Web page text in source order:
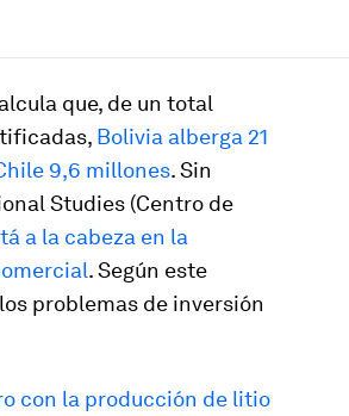
que, de un total
Bolivia alberga 21
9,6 millones. Sin
Studies (Centro de
a la cabeza en la
. Según este
problemas de inversión
con la producción de litio